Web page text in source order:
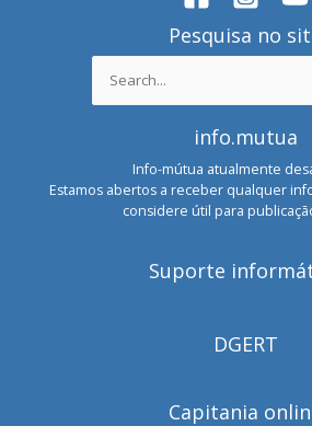
Pesquisa no
Search
for:
info.mutua
Info-mútua atualmente
Estamos abertos a receber qualquer
considere útil para
Suporte
DGERT
Capitania